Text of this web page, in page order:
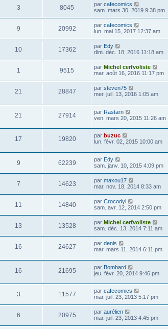
3 8045 par cafecomics
sam. mars 30, 2019 9:38 pm
9 20992 par cafecomics
lun. mai 15, 2017 12:37 am
10 17362 par Edy
dim. déc. 18, 2016 11:18 am
1 9515 par Michel cerfvoliste
mar. août 16, 2016 11:17 pm
21 28847 par steven75
mer. juil. 13, 2016 1:05 am
21 27914 par Rastarn
ven. mars 20, 2015 11:26 am
17 19820 par buzuc
lun. févr. 02, 2015 10:00 am
9 62239 par Edy
sam. janv. 10, 2015 4:09 pm
7 14623 par maxou17
mar. nov. 18, 2014 8:33 am
11 14840 par Crocodyl
sam. avr. 12, 2014 2:50 pm
13 13528 par Michel cerfvoliste
sam. déc. 13, 2014 7:11 am
16 24627 par denis
mar. mars 11, 2014 6:11 pm
16 21695 par Bombard
jeu. févr. 20, 2014 9:46 pm
3 11577 par cafecomics
mar. juil. 23, 2013 5:17 pm
6 20975 par aurélien
mar. juil. 23, 2013 4:45 pm